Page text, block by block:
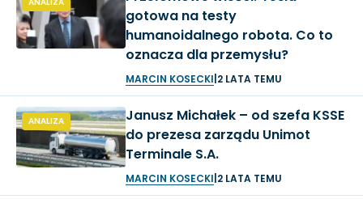
gotowa na testy
humanoidalnego robota. Co to
oznacza dla przemysłu?
MARCIN KOSECKI 2 LATA TEMU
ANALIZA
Janusz Michałek – od szefa KSSE
do prezesa zarządu Unimot
Terminale S.A.
MARCIN KOSECKI 2 LATA TEMU